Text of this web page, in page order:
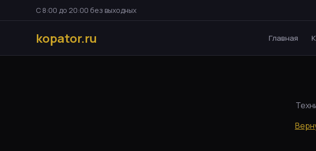
С 8:00 до 20:00 без выходных
kopator.ru Главная